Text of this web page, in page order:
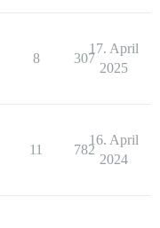
8 307
17. April
2025
11 782
16. April
2024